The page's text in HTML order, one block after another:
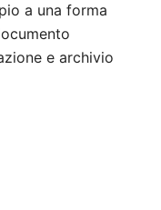
a una forma
e archivio